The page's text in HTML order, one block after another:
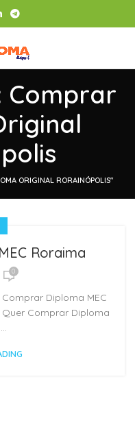
Comprar
ORIGINAL RORAINÓPOLIS"
Roraima
0
Diploma MEC
Comprar Diploma